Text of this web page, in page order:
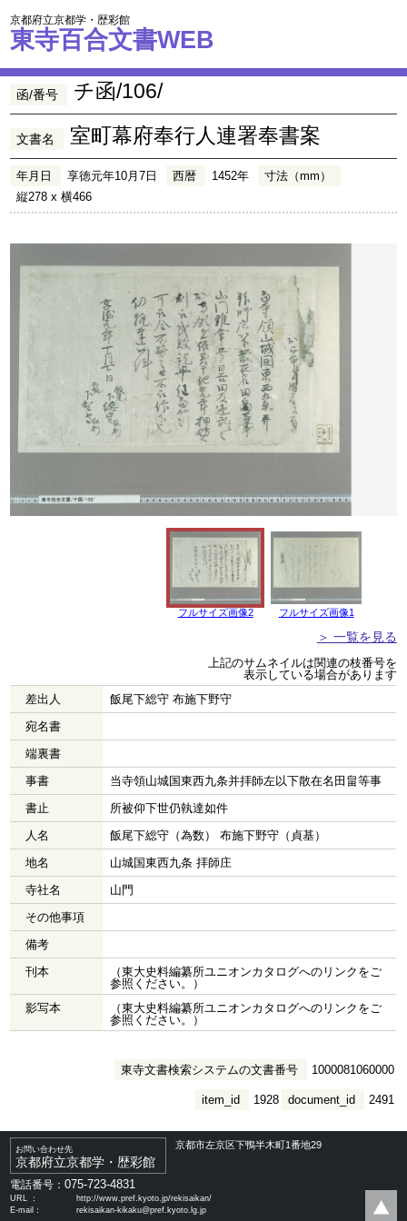
京都府立京都学・歴彩館
東寺百合文書WEB
函/番号 チ函/106/
文書名 室町幕府奉行人連署奉書案
年月日 享徳元年10月7日 西暦 1452年
寸法（mm）
縦278 x 横466
フルサイズ画像2 フルサイズ画像1
＞ 一覧を見る
上記のサムネイルは関連の枝番号を
表示している場合があります
差出人
飯尾下総守 布施下野守
宛名書
端裏書
事書
当寺領山城国東西九条并拝師左以下散在名田畠等事
書止
所被仰下世仍執達如件
人名
飯尾下総守（為数） 布施下野守（貞基）
地名
山城国東西九条 拝師庄
寺社名
山門
その他事項
備考
刊本
（東大史料編纂所ユニオンカタログへのリンクをご
参照ください。）
影写本
（東大史料編纂所ユニオンカタログへのリンクをご
参照ください。）
東寺文書検索システムの文書番号 1000081060000
document_id 2491
item_id 1928
お問い合わせ先
京都府立京都学・歴彩館
京都市左京区下鴨半木町1番地29
電話番号：075-723-4831
URL ：
http://www.pref.kyoto.jp/rekisaikan/
E-mail：
rekisaikan-kikaku@pref.kyoto.lg.jp